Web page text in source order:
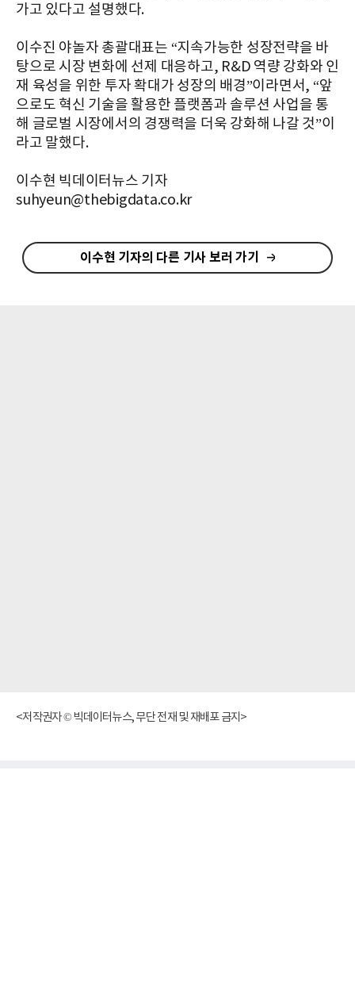
가고 있다고 설명했다.
이수진 야놀자 총괄대표는 “지속가능한 성장전략을 바
탕으로 시장 변화에 선제 대응하고, R&D 역량 강화와 인
재 육성을 위한 투자 확대가 성장의 배경”이라면서, “앞
으로도 혁신 기술을 활용한 플랫폼과 솔루션 사업을 통
해 글로벌 시장에서의 경쟁력을 더욱 강화해 나갈 것”이
라고 말했다.
이수현 빅데이터뉴스 기자
suhyeun@thebigdata.co.kr
이수현 기자의 다른 기사 보러 가기
<저작권자 © 빅데이터뉴스, 무단 전재 및 재배포 금지>